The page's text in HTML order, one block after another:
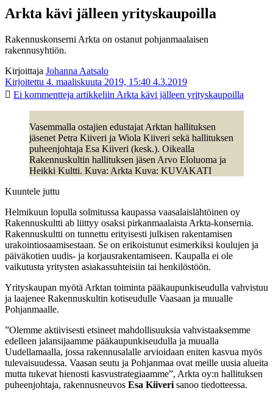
Arkta kävi jälleen yrityskaupoilla
Rakennuskonserni Arkta on ostanut pohjanmaalaisen
rakennusyhtiön.
Kirjoittaja Johanna Aatsalo
Kirjoitettu 4. maaliskuuta 2019, 15:40 4.3.2019
Ei kommentteja artikkeliin Arkta kävi jälleen yrityskaupoilla
Vasemmalla ostajien edustajat Arktan hallituksen
jäsenet Petra Kiiveri ja Wiola Kiiveri sekä hallituksen
puheenjohtaja Esa Kiiveri (kesk.). Oikealla
Rakennuskultin hallituksen jäsen Arvo Eloluoma ja
Heikki Kultti. Kuva: Arkta Kuva: KUVAKATI
Kuuntele juttu
Helmikuun lopulla solmitussa kaupassa vaasalaislähtöinen oy
Rakennuskultti ab liittyy osaksi pirkanmaalaista Arkta-konsernia.
Rakennuskultti on tunnettu erityisesti julkisen rakentamisen
urakointiosaamisestaan. Se on erikoistunut esimerkiksi koulujen ja
päiväkotien uudis- ja korjausrakentamiseen. Kaupalla ei ole
vaikutusta yritysten asiakassuhteisiin tai henkilöstöön.
Yrityskaupan myötä Arktan toiminta pääkaupunkiseudulla vahvistuu
ja laajenee Rakennuskultin kotiseudulle Vaasaan ja muualle
Pohjanmaalle.
”Olemme aktiivisesti etsineet mahdollisuuksia vahvistaaksemme
edelleen jalansijaamme pääkaupunkiseudulla ja muualla
Uudellamaalla, jossa rakennusalalle arvioidaan eniten kasvua myös
tulevaisuudessa. Vaasan seutu ja Pohjanmaa ovat meille uusia alueita
mutta tukevat hienosti kasvustrategiaamme”, Arkta oy:n hallituksen
puheenjohtaja, rakennusneuvos Esa Kiiveri sanoo tiedotteessa.